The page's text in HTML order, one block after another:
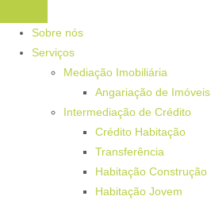
Sobre nós
Serviços
Mediação Imobiliária
Angariação de Imóveis
Intermediação de Crédito
Crédito Habitação
Transferência
Habitação Construção
Habitação Jovem